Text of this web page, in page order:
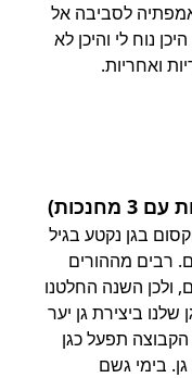
לסביבה אל
נוח לי והיכן לא
ואחריות.
בגן נקטע בגיל
רבים מההורים
ולכן השנה החלטנו
ביצירת גן יער
הקבוצה תפעל כגן
בימי גשם